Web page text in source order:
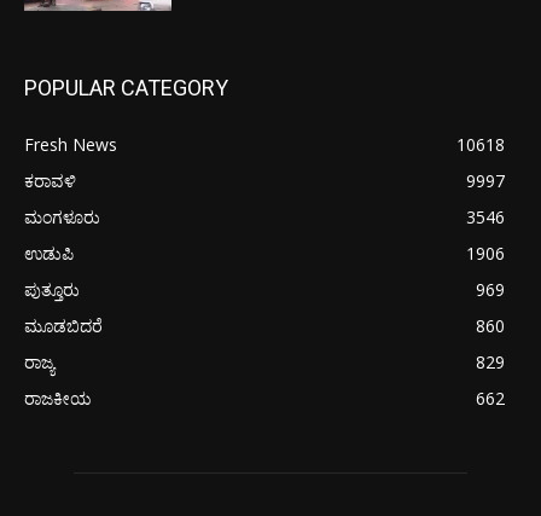
POPULAR CATEGORY
Fresh News
10618
ಕರಾವಳಿ
9997
ಮಂಗಳೂರು
3546
ಉಡುಪಿ
1906
ಪುತ್ತೂರು
969
ಮೂಡಬಿದರೆ
860
ರಾಜ್ಯ
829
ರಾಜಕೀಯ
662